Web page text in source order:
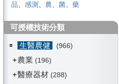
品、 感測 、 農、 菌、 藥
可授權技術分類
生醫農健
(966)
+ 農業 (196)
+醫療器材 (288)